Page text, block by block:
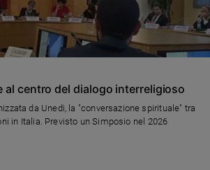
al centro del dialogo interreligioso
da Unedi, la "conversazione spirituale" tra
in Italia. Previsto un Simposio nel 2026